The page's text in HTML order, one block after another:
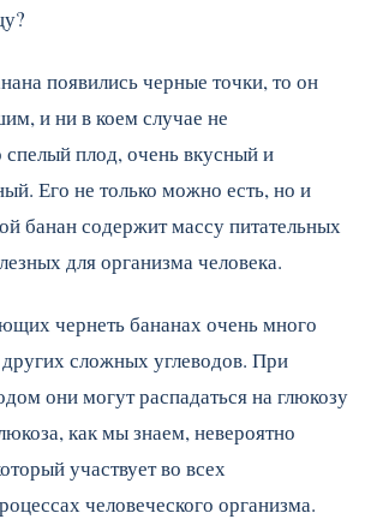
появились черные точки, то он
и ни в коем случае не
плод, очень вкусный и
Его не только можно есть, но и
банан содержит массу питательных
для организма человека.
чернеть бананах очень много
сложных углеводов. При
они могут распадаться на глюкозу
как мы знаем, невероятно
участвует во всех
человеческого организма.